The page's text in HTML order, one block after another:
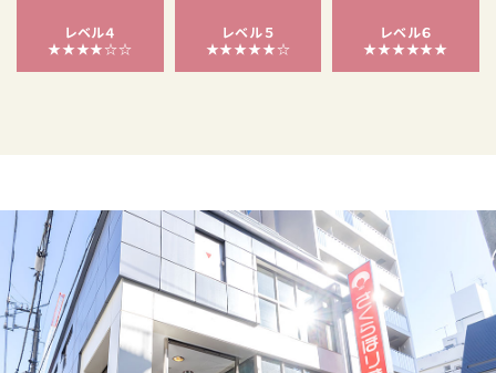
レベル４
★★★★☆☆
レベル５
★★★★★☆
レベル６
★★★★★★